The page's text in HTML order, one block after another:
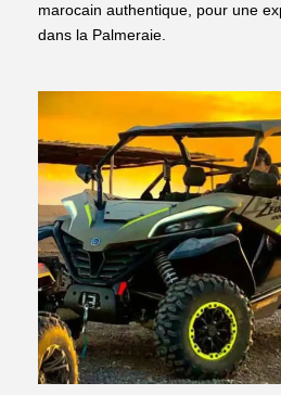
marocain authentique, pour une
dans la Palmeraie.